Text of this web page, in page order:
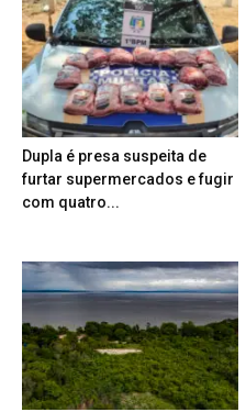
Dupla é presa suspeita de
furtar supermercados e fugir
com quatro...